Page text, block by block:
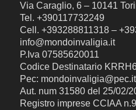
Via Caraglio, 6 – 10141
Tel. +390117732249
Cell. +393288811318 –
info@mondoinvaligia.it
P.Iva 07585620011
Codice Destinatario
Pec: mondoinvaligia@pec.it
Aut. num 31580 del 25/02/
Registro imprese CCIAA